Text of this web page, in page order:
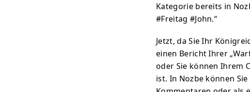
Kategorie bereits in
#Freitag #John.“
Jetzt, da Sie Ihr
einen Bericht Ihrer
oder Sie können Ihrem
ist. In Nozbe können